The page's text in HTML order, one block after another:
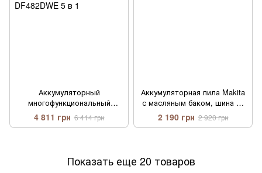
Аккумуляторный
многофункциональный
инструмент Makita
DF482DWE 5 в 1
4 811 грн 6 414 грн
Аккумуляторная пила Makita
с масляным баком, шина 10
см
2 190 грн 2 920 грн
Показать еще 20 товаров